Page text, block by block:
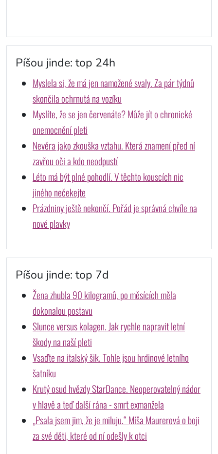
Píšou jinde: top 24h
Myslela si, že má jen namožené svaly. Za pár týdnů
skončila ochrnutá na vozíku
Myslíte, že se jen červenáte? Může jít o chronické
onemocnění pleti
Nevěra jako zkouška vztahu. Která znamení před ní
zavřou oči a kdo neodpustí
Léto má být plné pohodlí. V těchto kouscích nic
jiného nečekejte
Prázdniny ještě nekončí. Pořád je správná chvíle na
nové plavky
Píšou jinde: top 7d
Žena zhubla 90 kilogramů, po měsících měla
dokonalou postavu
Slunce versus kolagen. Jak rychle napravit letní
škody na naší pleti
Vsaďte na italský šik. Tohle jsou hrdinové letního
šatníku
Krutý osud hvězdy StarDance. Neoperovatelný nádor
v hlavě a teď další rána - smrt exmanžela
„Psala jsem jim, že je miluju.“ Míša Maurerová o boji
za své děti, které od ní odešly k otci